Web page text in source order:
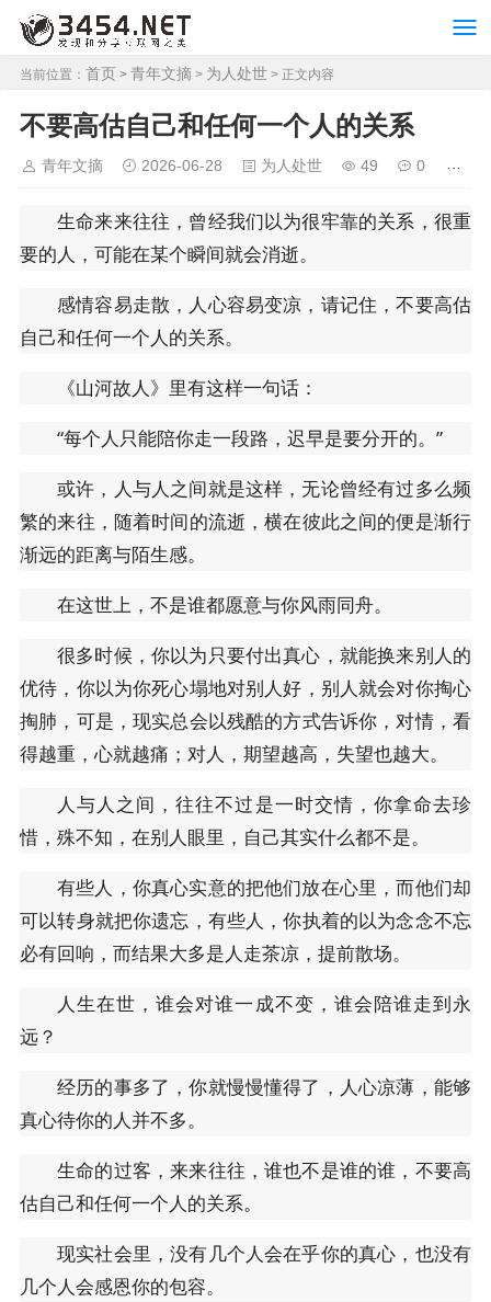
当前位置： 首页 > 青年文摘 > 为人处世 > 正文内容
不要高估自己和任何一个人的关系
青年文摘 2026-06-28 为人处世 49 0
生命来来往往，曾经我们以为很牢靠的关系，很重
要的人，可能在某个瞬间就会消逝。
感情容易走散，人心容易变凉，请记住，不要高估
自己和任何一个人的关系。
《山河故人》里有这样一句话：
“每个人只能陪你走一段路，迟早是要分开的。”
或许，人与人之间就是这样，无论曾经有过多么频
繁的来往，随着时间的流逝，横在彼此之间的便是渐行
渐远的距离与陌生感。
在这世上，不是谁都愿意与你风雨同舟。
很多时候，你以为只要付出真心，就能换来别人的
优待，你以为你死心塌地对别人好，别人就会对你掏心
掏肺，可是，现实总会以残酷的方式告诉你，对情，看
得越重，心就越痛；对人，期望越高，失望也越大。
人与人之间，往往不过是一时交情，你拿命去珍
惜，殊不知，在别人眼里，自己其实什么都不是。
有些人，你真心实意的把他们放在心里，而他们却
可以转身就把你遗忘，有些人，你执着的以为念念不忘
必有回响，而结果大多是人走茶凉，提前散场。
人生在世，谁会对谁一成不变，谁会陪谁走到永
远？
经历的事多了，你就慢慢懂得了，人心凉薄，能够
真心待你的人并不多。
生命的过客，来来往往，谁也不是谁的谁，不要高
估自己和任何一个人的关系。
现实社会里，没有几个人会在乎你的真心，也没有
几个人会感恩你的包容。